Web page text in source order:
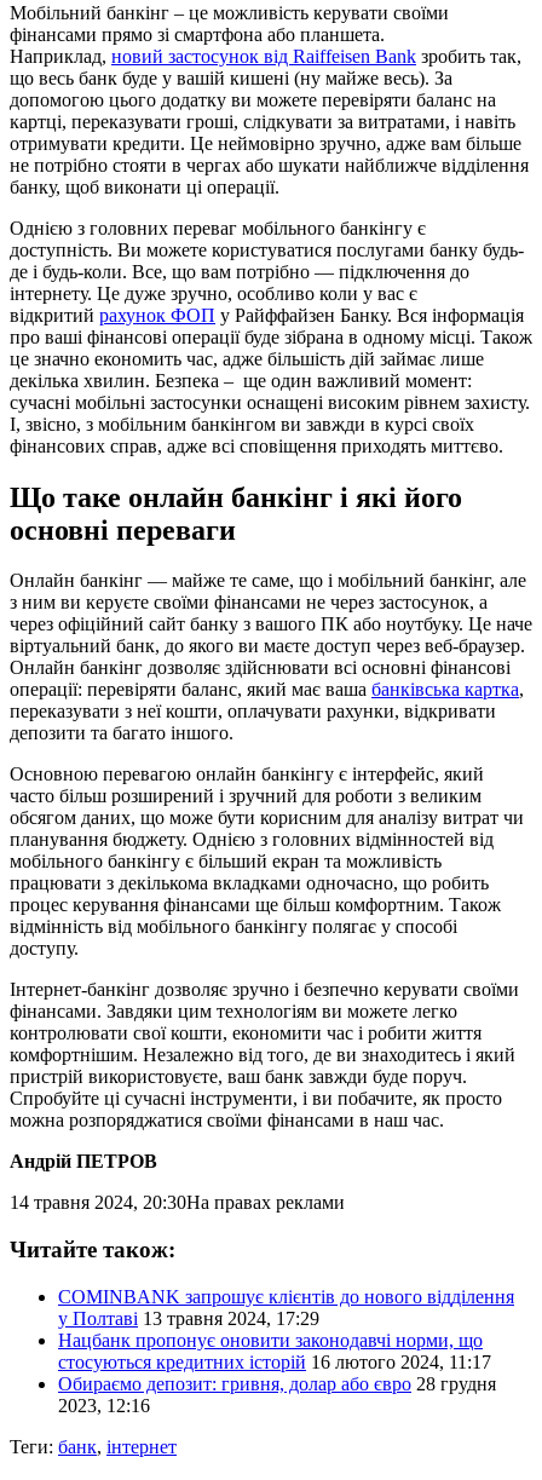
Мобільний банкінг – це можливість керувати своїми
фінансами прямо зі смартфона або планшета.
Наприклад, новий застосунок від Raiffeisen Bank зробить так,
що весь банк буде у вашій кишені (ну майже весь). За
допомогою цього додатку ви можете перевіряти баланс на
картці, переказувати гроші, слідкувати за витратами, і навіть
отримувати кредити. Це неймовірно зручно, адже вам більше
не потрібно стояти в чергах або шукати найближче відділення
банку, щоб виконати ці операції.
Однією з головних переваг мобільного банкінгу є
доступність. Ви можете користуватися послугами банку будь-
де і будь-коли. Все, що вам потрібно — підключення до
інтернету. Це дуже зручно, особливо коли у вас є
відкритий рахунок ФОП у Райффайзен Банку. Вся інформація
про ваші фінансові операції буде зібрана в одному місці. Також
це значно економить час, адже більшість дій займає лише
декілька хвилин. Безпека – ще один важливий момент:
сучасні мобільні застосунки оснащені високим рівнем захисту.
І, звісно, з мобільним банкінгом ви завжди в курсі своїх
фінансових справ, адже всі сповіщення приходять миттєво.
Що таке онлайн банкінг і які його
основні переваги
Онлайн банкінг — майже те саме, що і мобільний банкінг, але
з ним ви керуєте своїми фінансами не через застосунок, а
через офіційний сайт банку з вашого ПК або ноутбуку. Це наче
віртуальний банк, до якого ви маєте доступ через веб-браузер.
Онлайн банкінг дозволяє здійснювати всі основні фінансові
операції: перевіряти баланс, який має ваша банківська картка,
переказувати з неї кошти, оплачувати рахунки, відкривати
депозити та багато іншого.
Основною перевагою онлайн банкінгу є інтерфейс, який
часто більш розширений і зручний для роботи з великим
обсягом даних, що може бути корисним для аналізу витрат чи
планування бюджету. Однією з головних відмінностей від
мобільного банкінгу є більший екран та можливість
працювати з декількома вкладками одночасно, що робить
процес керування фінансами ще більш комфортним. Також
відмінність від мобільного банкінгу полягає у способі
доступу.
Інтернет-банкінг дозволяє зручно і безпечно керувати своїми
фінансами. Завдяки цим технологіям ви можете легко
контролювати свої кошти, економити час і робити життя
комфортнішим. Незалежно від того, де ви знаходитесь і який
пристрій використовуєте, ваш банк завжди буде поруч.
Спробуйте ці сучасні інструменти, і ви побачите, як просто
можна розпоряджатися своїми фінансами в наш час.
Андрій ПЕТРОВ
14 травня 2024, 20:30На правах реклами
Читайте також:
COMINBANK запрошує клієнтів до нового відділення
у Полтаві 13 травня 2024, 17:29
Нацбанк пропонує оновити законодавчі норми, що
стосуються кредитних історій 16 лютого 2024, 11:17
Обираємо депозит: гривня, долар або євро 28 грудня
2023, 12:16
Теги: банк, інтернет